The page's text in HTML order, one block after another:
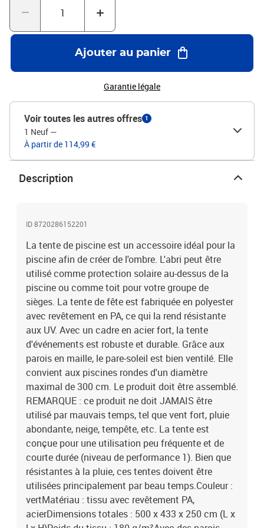
temps.Couleur : vertMatériau : tissu avec revêtement PA,
tissu : 180 g/m²Avec des parois latérales en mailleRésistance aux
UVArticle convient aux piscines rondes avec un diamètre maximal
de 300 cm6 cordes et 12 piquets inclus
Ajouter au panier
Garantie légale
Voir toutes les autres offres 1
1 Neuf —
À partir de 114,99 €
Description
ID 8720286152201
La tente de piscine est un accessoire idéal pour la
piscine afin de créer de l'ombre. L'abri peut être
utilisé comme protection solaire au-dessus de la
piscine ou comme toit pour votre groupe de
sièges. La tente de fête est fabriquée en polyester
avec revêtement en PA, ce qui la rend résistante
aux UV. Avec un cadre en acier fort, la tente
d'événements est robuste et durable. Grâce aux
parois en maille, le pare-soleil est bien ventilé. Elle
convient aux piscines rondes d'un diamètre
maximal de 300 cm. Le produit doit être assemblé.
REMARQUE : ce produit ne doit JAMAIS être
utilisé par mauvais temps, tel que vent fort, pluie
abondante, neige, tempête, etc. La tente est
conçue pour une utilisation peu fréquente et de
courte durée (niveau de performance 1). Bien que
résistantes à la pluie, ces tentes doivent être
utilisées principalement par beau temps.Couleur :
vertMatériau : tissu avec revêtement PA,
acierDimensions totales : 500 x 433 x 250 cm (L x